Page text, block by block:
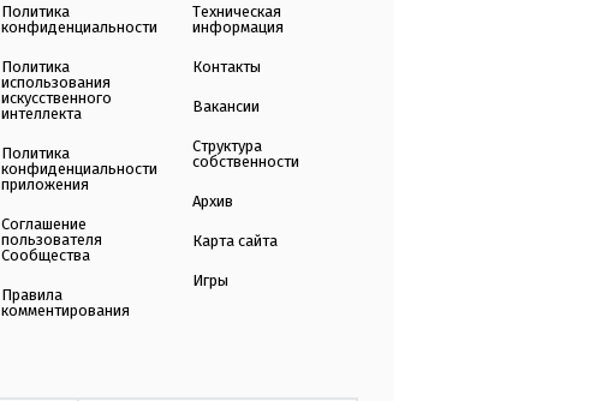
Политика
конфиденциальности
Политика
использования
искусственного
интеллекта
Политика
конфиденциальности
приложения
Соглашение
пользователя
Сообщества
Правила
комментирования
Техническая
информация
Контакты
Вакансии
Структура
собственности
Архив
Карта сайта
Игры